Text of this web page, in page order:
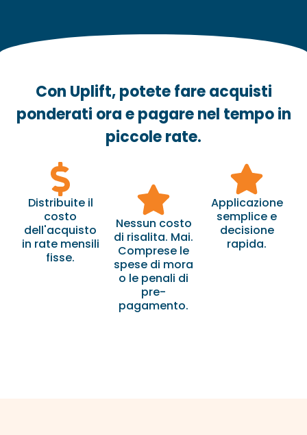
Con Uplift, potete fare acquisti
ponderati ora e pagare nel tempo in
piccole rate.
Distribuite il
costo
dell'acquisto
in rate mensili
fisse.
Nessun costo
di risalita. Mai.
Comprese le
spese di mora
o le penali di
pre-
pagamento.
Applicazione
semplice e
decisione
rapida.